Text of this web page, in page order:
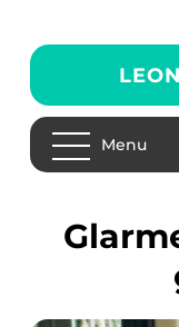
Menu
glarmester hellerup -